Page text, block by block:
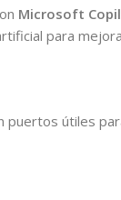
Microsoft
para
útiles